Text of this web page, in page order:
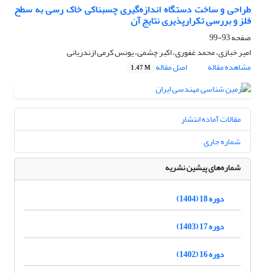
طراحی و ساخت دستگاه اندازه‌گیری چسبناکی خاک رسی به سطح
فلز و بررسی تکرارپذیری نتایج آن
صفحه93-99
امیر خبازی، محمد غفوری، اکبر چشمی، یونس کرمی ازندریانی
مشاهده مقاله
اصل مقاله 1.47 M
مقالات آماده انتشار
شماره جاری
شماره‌های پیشین نشریه
دوره 18 (1404)
دوره 17 (1403)
دوره 16 (1402)